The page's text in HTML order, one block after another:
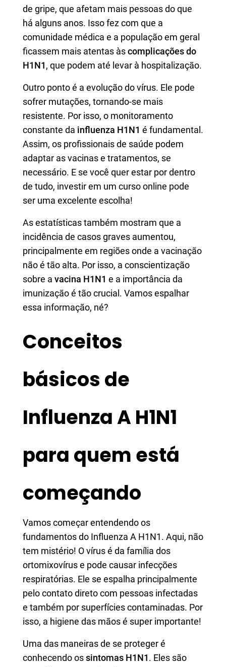
de gripe, que afetam mais pessoas do que
há alguns anos. Isso fez com que a
comunidade médica e a população em geral
ficassem mais atentas àscomplicações do
H1N1, que podem até levar à hospitalização.
Outro ponto é a evolução do vírus. Ele pode
sofrer mutações, tornando-se mais
resistente. Por isso, o monitoramento
constante da influenza H1N1 é fundamental.
Assim, os profissionais de saúde podem
adaptar as vacinas e tratamentos, se
necessário. E se você quer estar por dentro
de tudo, investir em um curso online pode
ser uma excelente escolha!
As estatísticas também mostram que a
incidência de casos graves aumentou,
principalmente em regiões onde a vacinação
não é tão alta. Por isso, a conscientização
sobre a vacina H1N1 e a importância da
imunização é tão crucial. Vamos espalhar
essa informação, né?
Conceitos
básicos de
Influenza A H1N1
para quem está
começando
Vamos começar entendendo os
fundamentos do Influenza A H1N1. Aqui, não
tem mistério! O vírus é da família dos
ortomixovírus e pode causar infecções
respiratórias. Ele se espalha principalmente
pelo contato direto com pessoas infectadas
e também por superfícies contaminadas. Por
isso, a higiene das mãos é super importante!
Uma das maneiras de se proteger é
conhecendo ossintomas H1N1. Eles são